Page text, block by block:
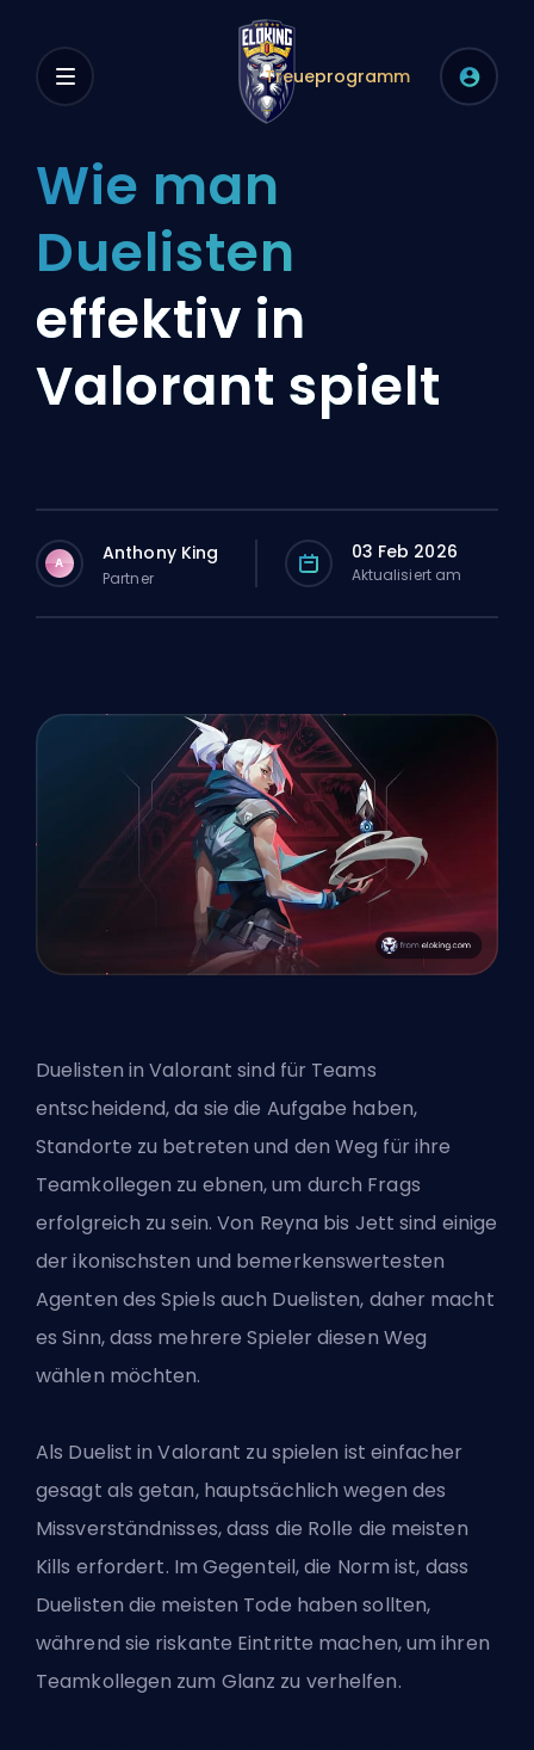
Treueprogramm
Wie man
Duelisten
effektiv in
Valorant spielt
A Anthony King
Partner
03 Feb 2026
Aktualisiert am
Duelisten in Valorant sind für Teams
entscheidend, da sie die Aufgabe haben,
Standorte zu betreten und den Weg für ihre
Teamkollegen zu ebnen, um durch Frags
erfolgreich zu sein. Von Reyna bis Jett sind einige
der ikonischsten und bemerkenswertesten
Agenten des Spiels auch Duelisten, daher macht
es Sinn, dass mehrere Spieler diesen Weg
wählen möchten.
Als Duelist in Valorant zu spielen ist einfacher
gesagt als getan, hauptsächlich wegen des
Missverständnisses, dass die Rolle die meisten
Kills erfordert. Im Gegenteil, die Norm ist, dass
Duelisten die meisten Tode haben sollten,
während sie riskante Eintritte machen, um ihren
Teamkollegen zum Glanz zu verhelfen.